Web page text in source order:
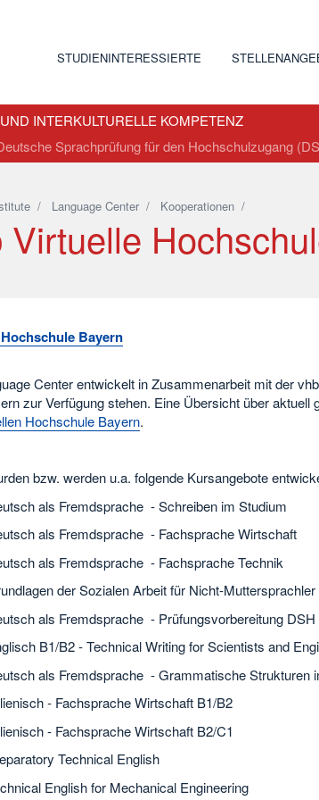
STUDIENINTERESSIERTE
INTERKULTURELLE KOMPETENZ
Sprachprüfung für den Hochschulzugang
/ Language Center/ Kooperationen/
Virtuelle
Bayern
Center entwickelt in Zusammenarbeit mit der
zur Verfügung stehen. Eine Übersicht über
Hochschule Bayern.
bzw. werden u.a. folgende Kursangebote
als Fremdsprache - Schreiben im Studium
als Fremdsprache - Fachsprache Wirtschaft
als Fremdsprache - Fachsprache Technik
der Sozialen Arbeit für Nicht-Muttersprachler
als Fremdsprache - Prüfungsvorbereitung
B1/B2 - Technical Writing for Scientists and
als Fremdsprache - Grammatische Strukturen
- Fachsprache Wirtschaft B1/B2
- Fachsprache Wirtschaft B2/C1
Technical English
English for Mechanical Engineering